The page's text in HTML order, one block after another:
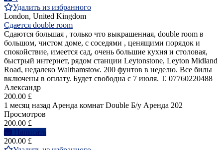
Удалить из избранного
London, United Kingdom
Сдается double room
Сдаются большая , только что выкрашенная, double room в
большом, чистом доме, с соседями , ценящими порядок и
спокойствие, имеется сад, очень большие кухня и столовая,
быстрый интернет, рядом станции Leytonstone, Leyton Midland
Road, недалеко Walthamstow. 200 фунтов в неделю. Все билы
включены в оплату. Будет свободна с 7 июля. Т. 07760220488
Александр
200.00 £
1 месяц назад Аренда комнат Double Б/у Аренда 202
Просмотров
200.00 £
Написать
200.00 £